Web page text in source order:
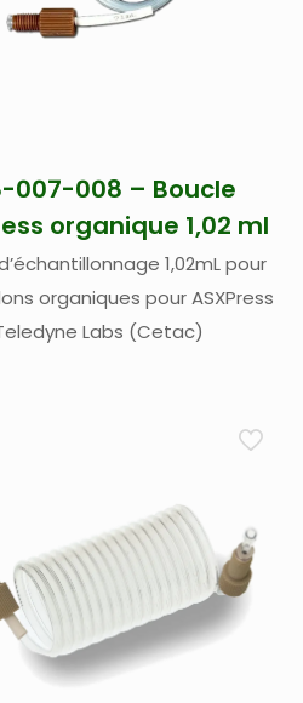
007-008 – Boucle
organique 1,02 ml
1,02mL pour
organiques pour ASXPress
Labs (Cetac)